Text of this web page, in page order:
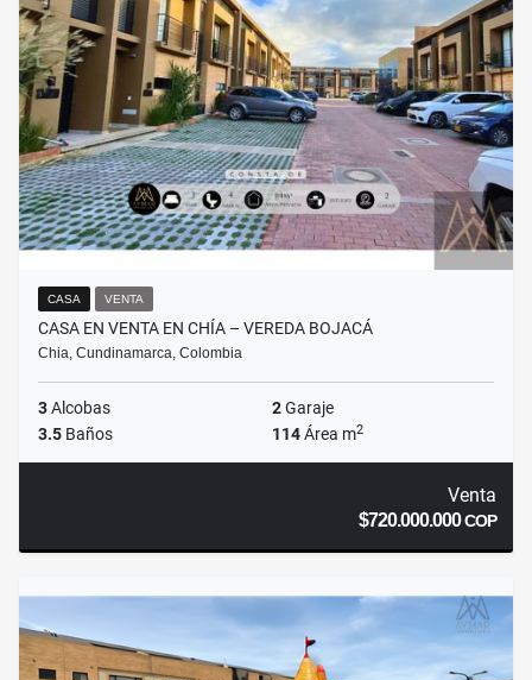
CASA VENTA
CASA EN VENTA EN CHÍA – VEREDA BOJACÁ
Chia, Cundinamarca, Colombia
3Alcobas 2Garaje
3.5 Baños 114Área m2
Venta
$720.000.000COP